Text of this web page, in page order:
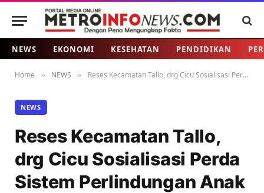
NEWS EKONOMI KESEHATAN PENDIDIKAN
Home » NEWS » Reses Kecamatan Tallo, drg Cicu Sosialisasi Perda Sistem Perlindungan Anak
NEWS
Reses Kecamatan Tallo,
drg Cicu Sosialisasi Perda
Sistem Perlindungan Anak